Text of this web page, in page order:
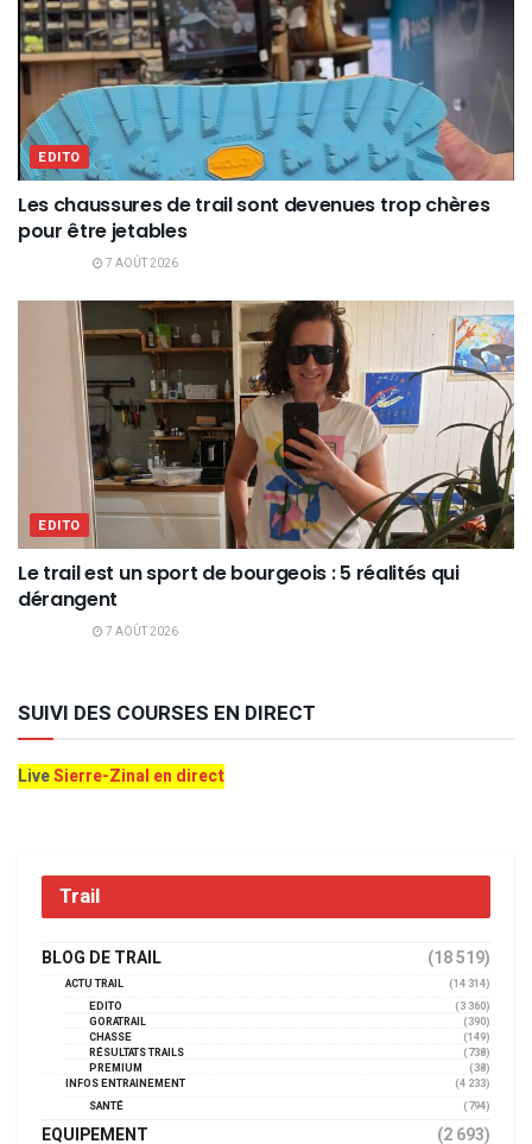
EDITO
Les chaussures de trail sont devenues trop chères
pour être jetables
7 AOÛT 2026
EDITO
Le trail est un sport de bourgeois : 5 réalités qui
dérangent
7 AOÛT 2026
SUIVI DES COURSES EN DIRECT
LiveSierre-Zinal en direct
Trail
BLOG DE TRAIL (18 519)
ACTU TRAIL
(14 314)
EDITO
(3 360)
GORATRAIL
(390)
CHASSE
(149)
RÉSULTATS TRAILS
(738)
PREMIUM
(38)
INFOS ENTRAINEMENT
(4 233)
SANTÉ
(794)
EQUIPEMENT (2 693)